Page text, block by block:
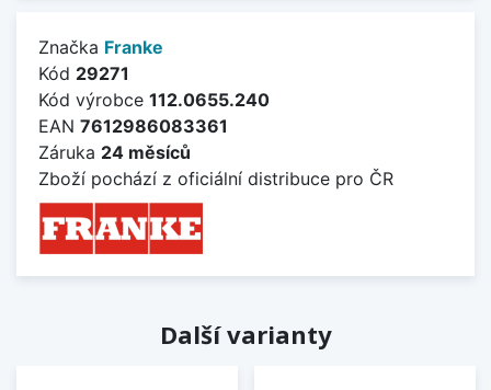
Značka Franke
Kód 29271
Kód výrobce 112.0655.240
EAN 7612986083361
Záruka 24 měsíců
Zboží pochází z oficiální distribuce pro ČR
Další varianty